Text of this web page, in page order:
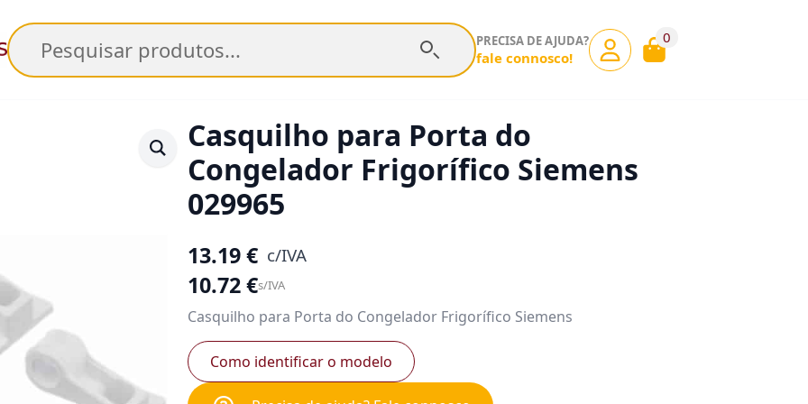
Pesquisar PRECISA DE AJUDA?
fale connosco!
0
Casquilho para Porta do
Congelador Frigorífico Siemens
029965
13.19€ c/IVA
10.72€s/IVA
Casquilho para Porta do Congelador Frigorífico Siemens
Como identificar o modelo